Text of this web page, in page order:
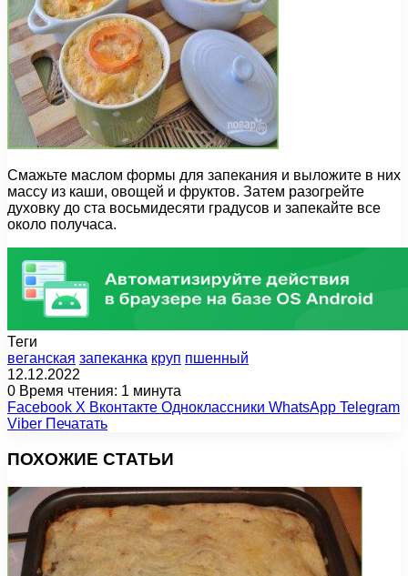
Смажьте маслом формы для запекания и выложите в них
массу из каши, овощей и фруктов. Затем разогрейте
духовку до ста восьмидесяти градусов и запекайте все
около получаса.
Теги
веганская запеканка круп пшенный
12.12.2022
0 Время чтения: 1 минута
Facebook X Вконтакте Одноклассники WhatsApp Telegram
Viber Печатать
ПОХОЖИЕ СТАТЬИ